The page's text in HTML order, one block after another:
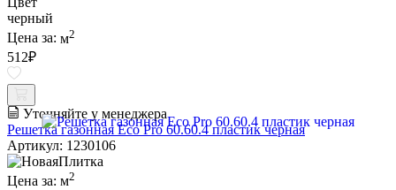
черный
Цена за: м2
512₽
Уточняйте у менеджера
Решетка газонная Eco Pro 60.60.4 пластик черная
Артикул: 1230106
Цена за: м2